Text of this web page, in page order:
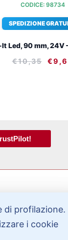
CODICE: 98734
SPEDIZIONE
Led, 90 mm, 24V
€10,35 €
di profilazione.
i cookie